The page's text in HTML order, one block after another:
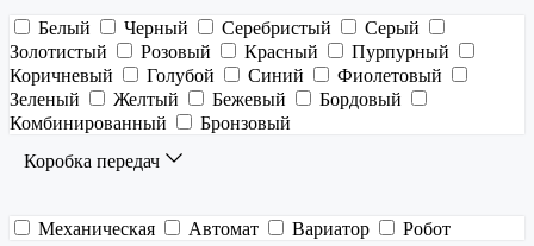
Белый Черный Серебристый
Серый
Золотистый
Розовый Красный
Пурпурный
Коричневый
Голубой Синий
Фиолетовый
Зеленый
Желтый Бежевый
Бордовый
Комбинированный
Бронзовый
Коробка передач
Механическая Автомат Вариатор
Робот